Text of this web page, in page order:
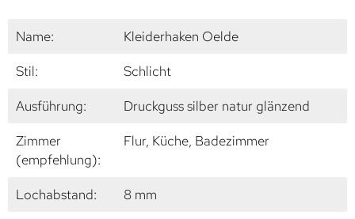
Name:
Kleiderhaken Oelde
Stil:
Schlicht
Ausführung:
Druckguss silber natur glänzend
Zimmer
(empfehlung):
Flur, Küche, Badezimmer
Lochabstand:
8 mm